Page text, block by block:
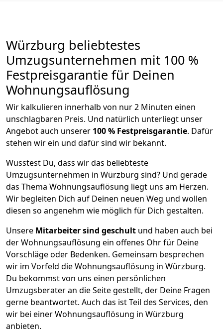
Würzburg beliebtestes
Umzugsunternehmen mit 100 %
Festpreisgarantie für Deinen
Wohnungsauflösung
Wir kalkulieren innerhalb von nur 2 Minuten einen
unschlagbaren Preis. Und natürlich unterliegt unser
Angebot auch unserer 100 % Festpreisgarantie. Dafür
stehen wir ein und dafür sind wir bekannt.
Wusstest Du, dass wir das beliebteste
Umzugsunternehmen in Würzburg sind? Und gerade
das Thema Wohnungsauflösung liegt uns am Herzen.
Wir begleiten Dich auf Deinen neuen Weg und wollen
diesen so angenehm wie möglich für Dich gestalten.
Unsere Mitarbeiter sind geschult und haben auch bei
der Wohnungsauflösung ein offenes Ohr für Deine
Vorschläge oder Bedenken. Gemeinsam besprechen
wir im Vorfeld die Wohnungsauflösung in Würzburg.
Du bekommst von uns einen persönlichen
Umzugsberater an die Seite gestellt, der Deine Fragen
gerne beantwortet. Auch das ist Teil des Services, den
wir bei einer Wohnungsauflösung in Würzburg
anbieten.